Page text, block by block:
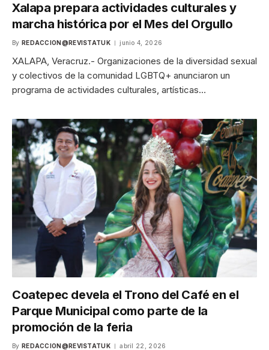
Xalapa prepara actividades culturales y
marcha histórica por el Mes del Orgullo
By REDACCION@REVISTATUK junio 4, 2026
XALAPA, Veracruz.- Organizaciones de la diversidad sexual
y colectivos de la comunidad LGBTQ+ anunciaron un
programa de actividades culturales, artísticas…
Coatepec devela el Trono del Café en el
Parque Municipal como parte de la
promoción de la feria
By REDACCION@REVISTATUK abril 22, 2026